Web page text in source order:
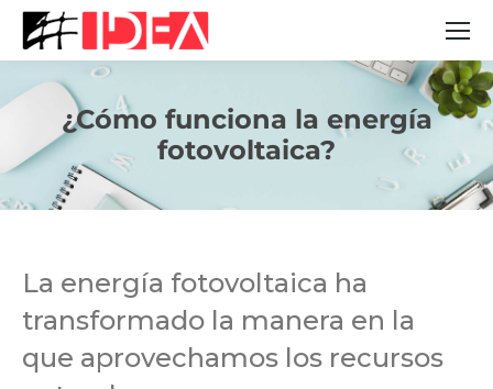
¿Cómo funciona la energía
fotovoltaica?
Estás aquí:
La energía fotovoltaica ha
transformado la manera en la
que aprovechamos los recursos